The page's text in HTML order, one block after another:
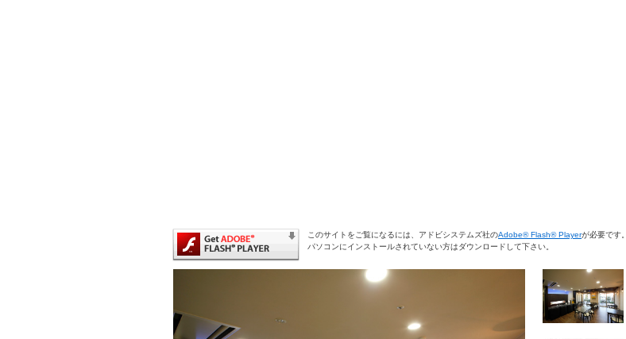
このサイトをご覧になるには、アドビシステムズ社のAdobe® Flash® Playerが必要です。
パソコンにインストールされていない方はダウンロードして下さい。